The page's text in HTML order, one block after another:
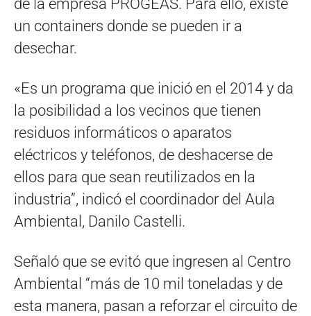
de la empresa PROGEAS. Para ello, existe
un containers donde se pueden ir a
desechar.
«Es un programa que inició en el 2014 y da
la posibilidad a los vecinos que tienen
residuos informáticos o aparatos
eléctricos y teléfonos, de deshacerse de
ellos para que sean reutilizados en la
industria”, indicó el coordinador del Aula
Ambiental, Danilo Castelli.
Señaló que se evitó que ingresen al Centro
Ambiental “más de 10 mil toneladas y de
esta manera, pasan a reforzar el circuito de